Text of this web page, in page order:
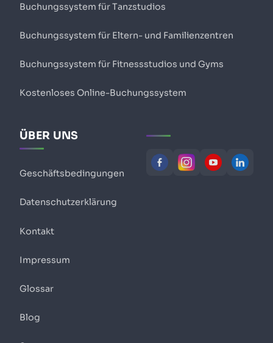
Buchungssystem für Tanzstudios
Buchungssystem für Eltern- und Familienzentren
Buchungssystem für Fitnessstudios und Gyms
Kostenloses Online-Buchungssystem
ÜBER UNS
Geschäftsbedingungen
Datenschutzerklärung
Kontakt
Impressum
Glossar
Blog